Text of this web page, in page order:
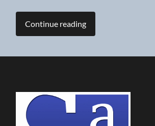
Continue reading